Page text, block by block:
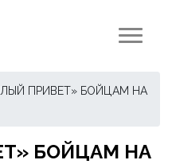
ПРИВЕТ» БОЙЦАМ НА
БОЙЦАМ НА